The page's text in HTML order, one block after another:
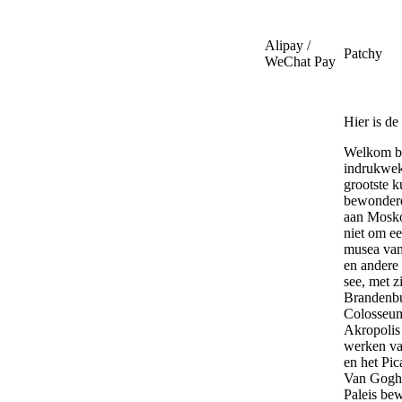
Alipay /
WeChat Pay
Patchy
Hier is de
Welkom bij het Hermitage Museum in Sint-Petersburg, Rusland. Dit indrukwekkende museum is gevestigd in het Winterpaleis en herbergt een van de grootste kunstcollecties ter wereld. Bezoekers kunnen ook de Sint-Isaäkkathedraal bewonderen, een van de meest iconische gebouwen van de stad. Voor een bezoek aan Moskou raden we het Rode Plein en de Sint-Basiliuskathedraal aan. Vergeet niet om een bezoek te brengen aan de Tretyakov-galerij, een van de belangrijkste musea van Rusland. In Parijs kun je het Louvre bezoeken, waar je de Mona Lisa en andere meesterwerken kunt zien. In Londen is het British Museum een must-see, met zijn uitgebreide collectie van wereldculturen. In Berlijn kun je het Brandenburger Tor en het Berlijnse Museumseiland verkennen. In Rome kun je het Colosseum en het Pantheon bezoeken. In Athene kun je de Parthenon op de Akropolis bewonderen. In Madrid kun je het Prado-museum bezoeken, waar je werken van Goya en Velázquez kunt zien. In Barcelona kun je de Sagrada Família en het Picasso-museum bezoeken. In Amsterdam kun je het Rijksmuseum en het Van Gogh Museum bezoeken. In Brussel kun je het Atomium en het Koninklijk Paleis bewonderen. In Brussel kun je ook de Grote Markt en de Manneken Pis bezoeken. In Gent kun je de Gravensteen en de Sint-Baafskathedraal bezoeken. In Brugge kun je de Belfort en de Onze-Lieve-Vrouwkerk bezoeken. In Antwerpen kun je de Rubenshuis en de Onze-